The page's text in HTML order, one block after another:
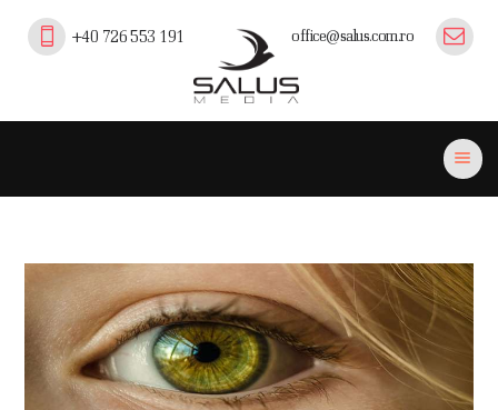
+40 726 553 191 office@salus.com.ro
Salus Media
profesionalism, experienta si inovatie in comunicare pe piata medicala,
ACASĂ
EVENIMENTE
PLATFORMA SALUS
CURSURI EFC/EMC
PUBLICAȚII
PARTENERI